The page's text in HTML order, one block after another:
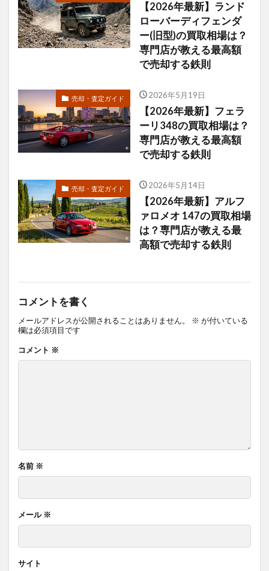
【2026年最新】ランド
ローバーディフェンダ
ー(旧型)の買取相場は？
専門店が教える最高額
で売却する鉄則
売却・査定ガイド 2026年5月19日
【2026年最新】フェラ
ーリ348の買取相場は？
専門店が教える最高額
で売却する鉄則
売却・査定ガイド 2026年5月14日
【2026年最新】アルフ
ァロメオ 147の買取相場
は？専門店が教える最
高額で売却する鉄則
コメントを書く
メールアドレスが公開されることはありません。 ※ が付いている
欄は必須項目です
コメント ※
名前 ※
メール ※
サイト